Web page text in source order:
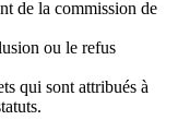
de la commission de
ou le refus
qui sont attribués à